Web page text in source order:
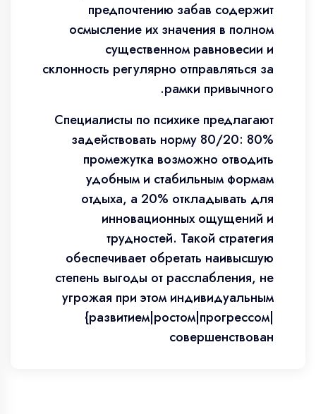
предпочтению забав содержит
осмысление их значения в полном
существенном равновесии и
склонность регулярно отправляться за
рамки привычного.
Специалисты по психике предлагают
задействовать норму 80/20: 80%
промежутка возможно отводить
удобным и стабильным формам
отдыха, а 20% откладывать для
инновационных ощущений и
трудностей. Такой стратегия
обеспечивает обретать наивысшую
степень выгоды от расслабления, не
угрожая при этом индивидуальным
{развитием|ростом|прогрессом|
совершенствован